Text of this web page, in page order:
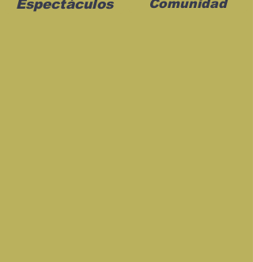
Espectáculos Comunidad